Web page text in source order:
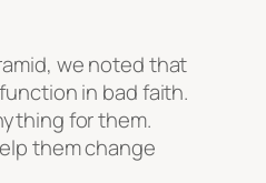
we noted that
in bad faith.
for them.
them change